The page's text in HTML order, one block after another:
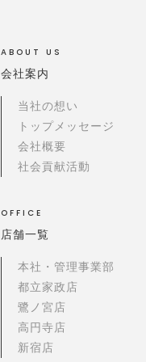
ABOUT US
会社案内
当社の想い
トップメッセージ
会社概要
社会貢献活動
OFFICE
店舗一覧
本社・管理事業部
都立家政店
鷺ノ宮店
高円寺店
新宿店